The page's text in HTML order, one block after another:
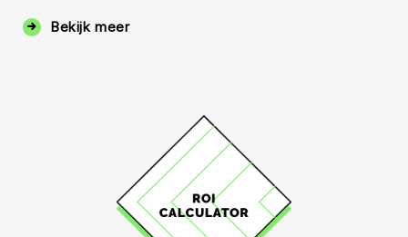
Bekijk meer